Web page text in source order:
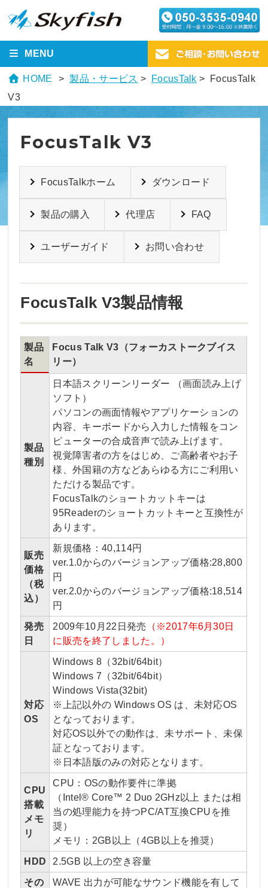
MENU
HOME 製品・サービス > FocusTalk > FocusTalk
V3
FocusTalk V3
FocusTalkホーム ダウンロード
製品の購入 代理店 FAQ
ユーザーガイド お問い合わせ
FocusTalk V3製品情報
製品
名
Focus Talk V3（フォーカストークブイス
リー）
製品
種別
日本語スクリーンリーダー （画面読み上げ
ソフト）
パソコンの画面情報やアプリケーションの
内容、キーボードから入力した情報をコン
ピューターの合成音声で読み上げます。
視覚障害者の方をはじめ、ご高齢者やお子
様、外国籍の方などあらゆる方にご利用い
ただける製品です。
FocusTalkのショートカットキーは
95Readerのショートカットキーと互換性が
あります。
販売
価格
（税
込）
新規価格：40,114円
ver.1.0からのバージョンアップ価格:28,800
円
ver.2.0からのバージョンアップ価格:18,514
円
発売
日
2009年10月22日発売 （※2017年6月30日
に販売を終了しました。）
対応
OS
Windows 8（32bit/64bit）
Windows 7（32bit/64bit）
Windows Vista(32bit)
※上記以外の Windows OS は、未対応OS
となっております。
対応OS以外での動作は、未サポート、未保
証となっております。
※日本語版のみの対応となります。
CPU
搭載
メモ
リ
CPU：OSの動作要件に準拠
（Intel® Core™ 2 Duo 2GHz以上 または相
当の処理能力を持つPC/AT互換CPUを推
奨）
メモリ：2GB以上（4GB以上を推奨）
HDD 2.5GB 以上の空き容量
その
WAVE 出力が可能なサウンド機能を有して